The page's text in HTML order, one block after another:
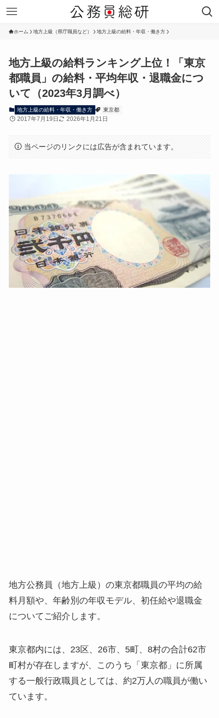
ホーム 地方上級（県庁職員など） 地方上級の給料・年収・働き方
地方上級の給料ランキング上位！「東京
都職員」の給料・平均年収・退職金につ
いて（2023年3月調べ）
地方上級の給料・年収・働き方 東京都
2017年7月19日 2026年1月21日
当ページのリンクには広告が含まれています。
地方公務員（地方上級）の東京都職員の平均の給
料月額や、年齢別の年収モデル、初任給や退職金
についてご紹介します。
東京都内には、23区、26市、5町、8村の合計62市
町村が存在しますが、このうち「東京都」に所属
する一般行政職員としては、約2万人の職員が働い
ています。